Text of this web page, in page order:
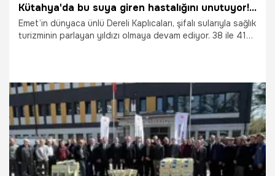
Kütahya'da bu suya giren hastalığını unutuyor! Emet Dereli Kaplıcaları'na akın var: Yüzlerce hastalığa şifa dağıtıyor
Emet’in dünyaca ünlü Dereli Kaplıcaları, şifalı sularıyla sağlık
turizminin parlayan yıldızı olmaya devam ediyor. 38 ile 41
Gaziantep’ten Bursa’ya kadar geniş bir coğrafyadan
ziyaretçi ağırlıyor.
15.04.2026 Gündem